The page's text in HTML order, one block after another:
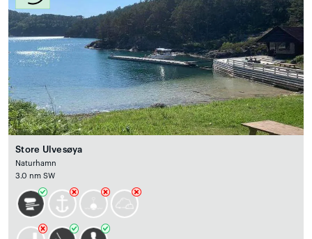
Store Ulvesøya
Naturhamn
3.0 nm SW